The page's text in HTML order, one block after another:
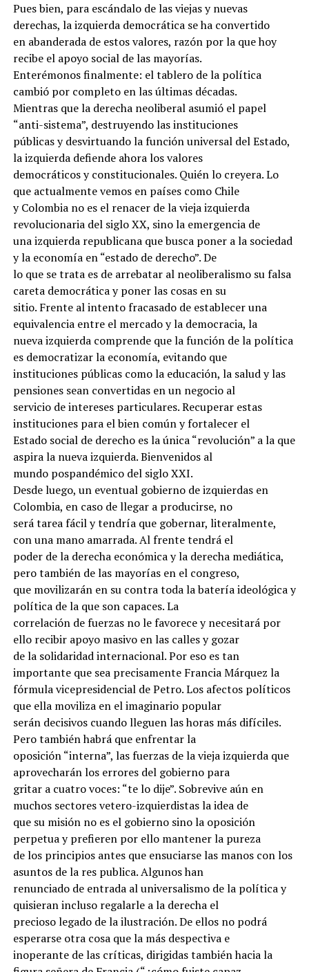
Pues bien, para escándalo de las viejas y nuevas
derechas, la izquierda democrática se ha convertido
en abanderada de estos valores, razón por la que hoy
recibe el apoyo social de las mayorías.
Enterémonos finalmente: el tablero de la política
cambió por completo en las últimas décadas.
Mientras que la derecha neoliberal asumió el papel
“anti-sistema”, destruyendo las instituciones
públicas y desvirtuando la función universal del Estado,
la izquierda defiende ahora los valores
democráticos y constitucionales. Quién lo creyera. Lo
que actualmente vemos en países como Chile
y Colombia no es el renacer de la vieja izquierda
revolucionaria del siglo XX, sino la emergencia de
una izquierda republicana que busca poner a la sociedad
y la economía en “estado de derecho”. De
lo que se trata es de arrebatar al neoliberalismo su falsa
careta democrática y poner las cosas en su
sitio. Frente al intento fracasado de establecer una
equivalencia entre el mercado y la democracia, la
nueva izquierda comprende que la función de la política
es democratizar la economía, evitando que
instituciones públicas como la educación, la salud y las
pensiones sean convertidas en un negocio al
servicio de intereses particulares. Recuperar estas
instituciones para el bien común y fortalecer el
Estado social de derecho es la única “revolución” a la que
aspira la nueva izquierda. Bienvenidos al
mundo pospandémico del siglo XXI.
Desde luego, un eventual gobierno de izquierdas en
Colombia, en caso de llegar a producirse, no
será tarea fácil y tendría que gobernar, literalmente,
con una mano amarrada. Al frente tendrá el
poder de la derecha económica y la derecha mediática,
pero también de las mayorías en el congreso,
que movilizarán en su contra toda la batería ideológica y
política de la que son capaces. La
correlación de fuerzas no le favorece y necesitará por
ello recibir apoyo masivo en las calles y gozar
de la solidaridad internacional. Por eso es tan
importante que sea precisamente Francia Márquez la
fórmula vicepresidencial de Petro. Los afectos políticos
que ella moviliza en el imaginario popular
serán decisivos cuando lleguen las horas más difíciles.
Pero también habrá que enfrentar la
oposición “interna”, las fuerzas de la vieja izquierda que
aprovecharán los errores del gobierno para
gritar a cuatro voces: “te lo dije”. Sobrevive aún en
muchos sectores vetero-izquierdistas la idea de
que su misión no es el gobierno sino la oposición
perpetua y prefieren por ello mantener la pureza
de los principios antes que ensuciarse las manos con los
asuntos de la res publica. Algunos han
renunciado de entrada al universalismo de la política y
quisieran incluso regalarle a la derecha el
precioso legado de la ilustración. De ellos no podrá
esperarse otra cosa que la más despectiva e
inoperante de las críticas, dirigidas también hacia la